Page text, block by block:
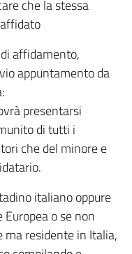
che la stessa
affidamento,
appuntamento da
presentarsi
di tutti i
che del minore e
italiano oppure
o se non
ma residente in Italia,